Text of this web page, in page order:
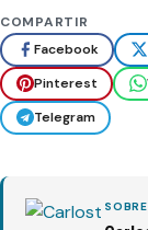
COMPARTIR
Facebook
Pinterest
Telegram